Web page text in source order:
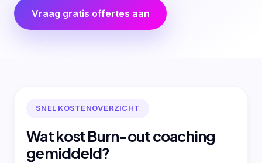
Vraag gratis offertes aan
SNEL KOSTENOVERZICHT
Wat kost Burn-out coaching
gemiddeld?